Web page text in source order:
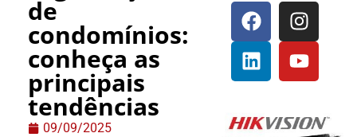
de
condomínios:
conheça as
principais
tendências
09/09/2025